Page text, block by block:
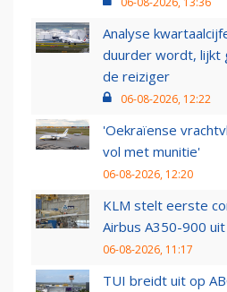
Analyse
duurder wordt, lijkt
de reiziger
06-08-2026, 12:22
'Oekraïense
vol met munitie'
06-08-2026, 12:20
KLM stelt eerste
Airbus A350-900 uit
06-08-2026, 11:17
TUI breidt uit op